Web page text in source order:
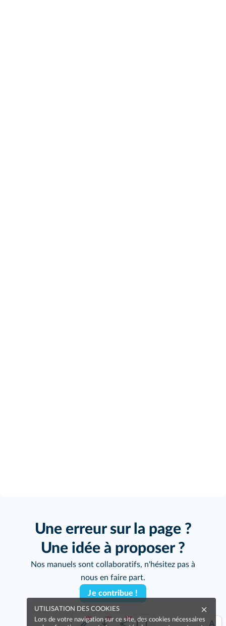
Une erreur sur la page ?
Une idée à proposer ?
Nos manuels sont collaboratifs, n'hésitez pas à
nous en faire part.
Je contribue !
UTILISATION DES COOKIES
Lors de votre navigation sur ce site, des cookies nécessaires